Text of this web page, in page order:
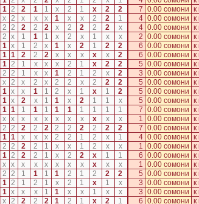
1 2 2 1 1 x 2 1 x 2 2 7 0.00 сомони к
x 2 x x x 1 x x 2 2 1 4 0.00 сомони к
2 2 2 2 2 x 2 2 2 2 x 4 0.00 сомони к
2 x 1 1 1 x 2 x 1 x x 2 0.00 сомони к
1 x 1 2 x 1 x 2 1 2 2 6 0.00 сомони к
1 1 2 2 2 x x x x x 2 6 0.00 сомони к
1 2 1 x x x 2 1 x 2 2 5 0.00 сомони к
2 2 1 x x 1 2 1 2 x 2 3 0.00 сомони к
x 2 x 2 x 2 2 x 2 2 2 5 0.00 сомони к
1 x x 1 1 2 x 1 x 1 2 5 0.00 сомони к
1 x 2 x 1 1 x 2 1 1 x 5 0.00 сомони к
1 1 1 1 1 1 1 1 1 1 1 7 0.00 сомони к
x x x x x x x x x x x 1 0.00 сомони к
2 2 2 2 2 2 2 2 2 2 2 7 0.00 сомони к
1 1 x x x 2 2 1 2 x 1 4 0.00 сомони к
2 2 2 2 1 x x 1 2 x x 1 0.00 сомони к
1 2 2 2 1 x 2 2 x 1 1 6 0.00 сомони к
x x x x x x x x x x x 1 0.00 сомони к
2 2 1 1 1 1 2 1 2 2 2 5 0.00 сомони к
1 2 1 2 1 x 2 1 x 1 x 3 0.00 сомони к
1 x x x 1 1 x x 1 x x 3 0.00 сомони к
x 2 2 2 2 1 2 1 x 2 1 6 0.00 сомони к